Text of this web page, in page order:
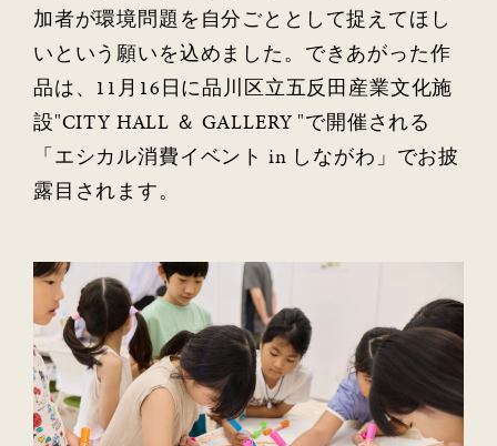
加者が環境問題を自分ごととして捉えてほし
いという願いを込めました。できあがった作
品は、11月16日に品川区立五反田産業文化施
設"CITY HALL ＆ GALLERY "で開催される
「エシカル消費イベント in しながわ」でお披
露目されます。